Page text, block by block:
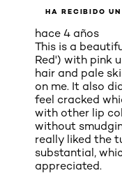
HA RECIBIDO
hace 4 años
This is a
Red') with pink
hair and pale
on me. It also
feel cracked
with other lip
without
really liked the
substantial,
appreciated.